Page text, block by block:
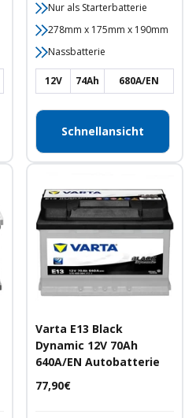
Nur als Starterbatterie
278mm x 175mm x 190mm
Nassbatterie
12V 74Ah 680A/EN
Schnellansicht
Varta E13 Black
Dynamic 12V 70Ah
640A/EN Autobatterie
Angebotspreis
77,90€